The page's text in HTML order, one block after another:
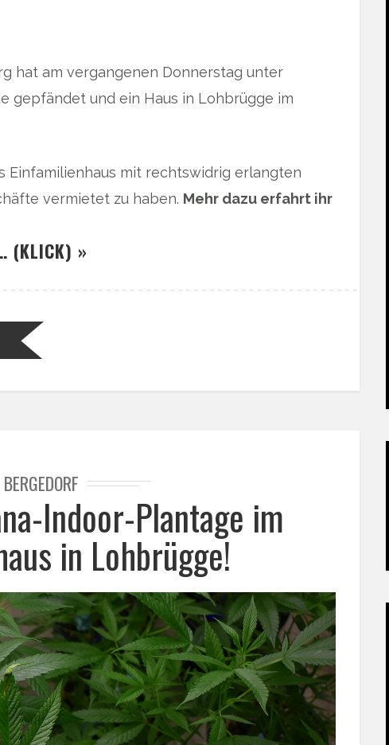
hat am vergangenen Donnerstag unter
gepfändet und ein Haus in Lohbrügge im
Einfamilienhaus mit rechtswidrig erlangten
vermietet zu haben. Mehr dazu erfahrt ihr
(KLICK) »
BERGEDORF
Indoor-Plantage im
in Lohbrügge!